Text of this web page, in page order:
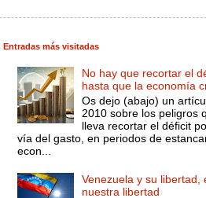
Entradas más visitadas
No hay que recortar el
hasta que la economía
Os dejo (abajo) un
2010 sobre los peligros
lleva recortar el déficit
vía del gasto, en periodos de
econ...
Venezuela y su libertad,
nuestra libertad